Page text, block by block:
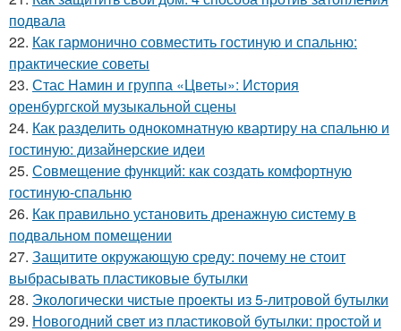
подвала
22. Как гармонично совместить гостиную и спальню:
практические советы
23. Стас Намин и группа «Цветы»: История
оренбургской музыкальной сцены
24. Как разделить однокомнатную квартиру на спальню и
гостиную: дизайнерские идеи
25. Совмещение функций: как создать комфортную
гостиную-спальню
26. Как правильно установить дренажную систему в
подвальном помещении
27. Защитите окружающую среду: почему не стоит
выбрасывать пластиковые бутылки
28. Экологически чистые проекты из 5-литровой бутылки
29. Новогодний свет из пластиковой бутылки: простой и